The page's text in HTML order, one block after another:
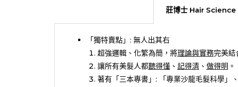
莊博士 Hair Science
「獨特賣點」: 無人出其右
超強邏輯、化繁為簡，將理論與實務完美結
讓所有美髮人都聽得懂、 記得清、 做得明 。
著有「三本專書」: 「專業沙龍毛髮科學」